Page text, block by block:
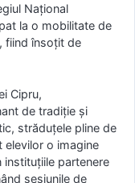
Național
la o mobilitate de
fiind însoțit de
Cipru,
de tradiție și
străduțele pline de
elevilor o imagine
instituțiile partenere
sesiunile de